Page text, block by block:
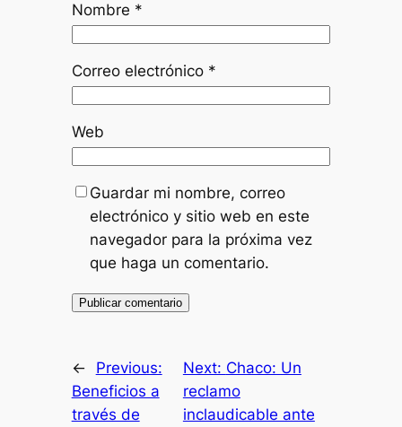
Nombre *
Correo electrónico *
Web
Guardar mi nombre, correo
electrónico y sitio web en este
navegador para la próxima vez
que haga un comentario.
←
Previous:
Beneficios a
través de
Next: Chaco: Un
reclamo
inclaudicable ante